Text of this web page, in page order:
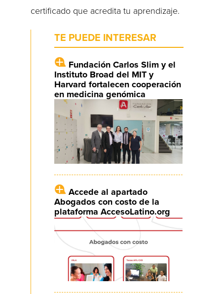
certificado que acredita tu aprendizaje.
TE PUEDE INTERESAR
Fundación Carlos Slim y el
Instituto Broad del MIT y
Harvard fortalecen cooperación
en medicina genómica
Accede al apartado
Abogados con costo de la
plataforma AccesoLatino.org